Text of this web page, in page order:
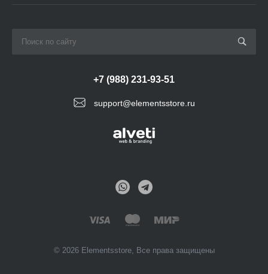
support@elementsstore.ru
+7 (988) 231-93-51
© 2026 Elementsstore, Все права защищены